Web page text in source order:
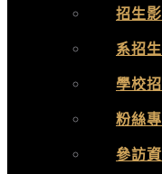
招生
系招
學校
粉絲
參訪